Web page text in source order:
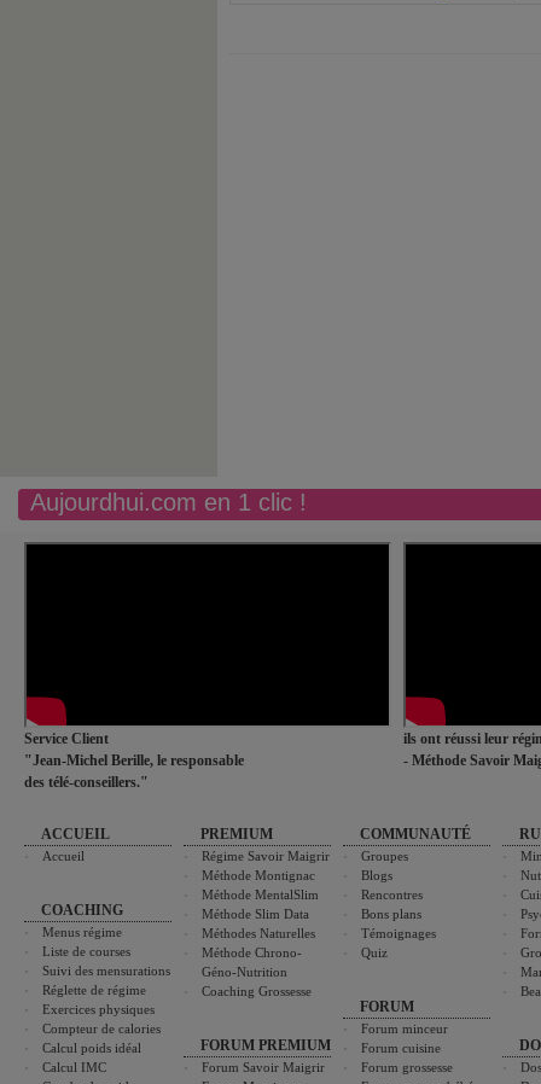
Aujourdhui.com en 1 clic !
Service Client
"Jean-Michel Berille, le responsable
des télé-conseillers."
ils ont réussi leur
- Méthode Savoir
ACCUEIL
Accueil
COACHING
Menus régime
Liste de courses
Suivi des mensurations
Réglette de régime
Exercices physiques
Compteur de calories
Calcul poids idéal
Calcul IMC
PREMIUM
Régime Savoir Maigrir
Méthode Montignac
Méthode MentalSlim
Méthode Slim Data
Méthodes Naturelles
Méthode Chrono-
Géno-Nutrition
Coaching Grossesse
FORUM PREMIUM
Forum Savoir Maigrir
COMMUNAUTÉ
Groupes
Blogs
Rencontres
Bons plans
Témoignages
Quiz
FORUM
Forum minceur
Forum cuisine
Forum grossesse